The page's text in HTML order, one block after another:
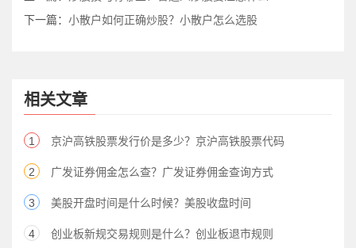
下一篇： 小散户如何正确炒股？小散户怎么选股
相关文章
1 京沪高铁股票发行价是多少？京沪高铁股票代码
2 广发证券佣金怎么查？广发证券佣金查询方式
3 美股开盘时间是什么时候？美股收盘时间
4 创业板新规交易规则是什么？创业板退市规则